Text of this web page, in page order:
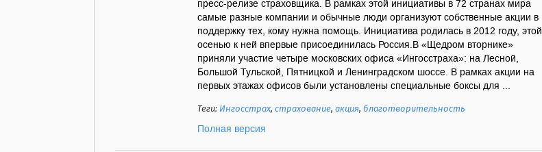
пресс-релизе страховщика. В рамках этой инициативы в 72 странах мира
самые разные компании и обычные люди организуют собственные акции в
поддержку тех, кому нужна помощь. Инициатива родилась в 2012 году, этой
осенью к ней впервые присоединилась Россия.В «Щедром вторнике»
приняли участие четыре московских офиса «Ингосстраха»: на Лесной,
Большой Тульской, Пятницкой и Ленинградском шоссе. В рамках акции на
первых этажах офисов были установлены специальные боксы для ...
Теги:Ингосстрах,страхование,акция,благотворительность
Полная версия